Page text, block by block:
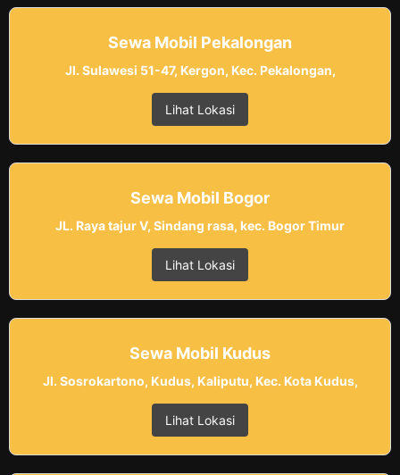
Sewa Mobil Pekalongan
Jl. Sulawesi 51-47, Kergon, Kec. Pekalongan,
Lihat Lokasi
Sewa Mobil Bogor
JL. Raya tajur V, Sindang rasa, kec. Bogor Timur
Lihat Lokasi
Sewa Mobil Kudus
Jl. Sosrokartono, Kudus, Kaliputu, Kec. Kota Kudus,
Lihat Lokasi